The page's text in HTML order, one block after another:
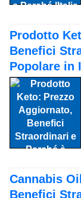
Prodotto
Benefici
Popolare in
Cannabis
Benefici